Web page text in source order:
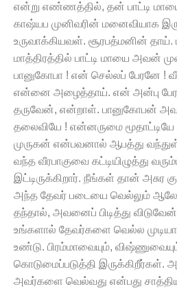
என்று எண்ணத்தில், தன் பாட்டி
காஷ்யப முனிவரின் மனைவியாக
உருவாக்கியவள். சூரபத்மனின்
மாத்திரத்தில் பாட்டி மாயை அவன்
பானுகோபா ! என் செல்லப் பேரனே !
என்னை அழைத்தாய். என் அன்பு
தருவேன், என்றாள். பானுகோபன்
தலைவியே ! என்னருமை மூதாட்டியே
முருகன் என்பவனால் ஆபத்து
வந்த வீரபாகுவை கட்டியிழுத்து
இட்டிருக்கிறார். நீங்கள் தான் அசுர
அந்த தேவர் படையை வெல்லும்
தந்தால், அவனைப் பிடித்து
உங்களால் தேவர்களை வெல்ல
உண்டு. பிரம்மாவையும்,
கொடுமைப்படுத்தி இருக்கிறீர்கள்.
அவர்களை வெல்வது என்பது